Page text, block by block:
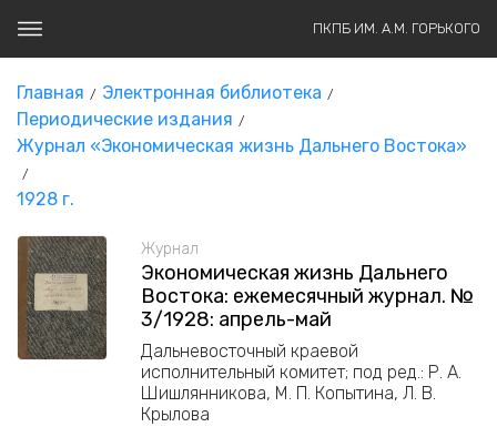
ПКПБ ИМ. А.М. ГОРЬКОГО
Главная
Электронная библиотека
Периодические издания
Журнал «Экономическая жизнь Дальнего Востока»
1928 г.
Журнал
Экономическая жизнь Дальнего
Востока: ежемесячный журнал. №
3/1928: апрель-май
Дальневосточный краевой
исполнительный комитет; под ред.: Р. А.
Шишлянникова, М. П. Копытина, Л. В.
Крылова